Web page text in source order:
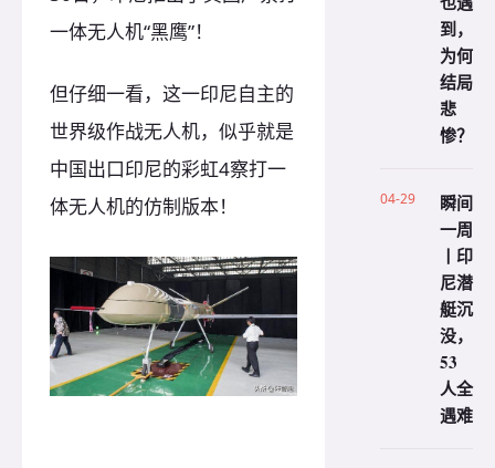
一体无人机“黑鹰”！
但仔细一看，这一印尼自主的
世界级作战无人机，似乎就是
中国出口印尼的彩虹4察打一
体无人机的仿制版本！
到，
为何
结局
悲
惨？
04-29
瞬间
一周
丨印
尼潜
艇沉
没，
53
人全
遇难